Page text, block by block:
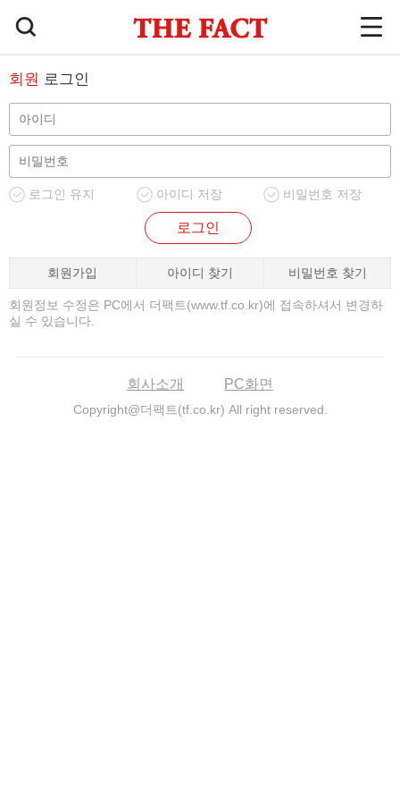
회원 로그인
로그인 유지 아이디 저장 비밀번호 저장
로그인
회원가입 아이디 찾기 비밀번호 찾기
회원정보 수정은 PC에서 더팩트(www.tf.co.kr)에 접속하셔서 변경하
실 수 있습니다.
회사소개 PC화면
Copyright@더팩트(tf.co.kr) All right reserved.